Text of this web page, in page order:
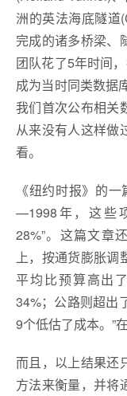
洲的英法海底隧道
完成的诸多桥梁、
团队花了5年时间
成为当时同类数据
我们首次公布相关
从来没有人这样做
看。
《纽约时报》的
—1998年，这些
28%”。这篇文章
上，按通货膨胀调
平均比预算高出
34%；公路则超出
9个低估了成本。”
而且，以上结果还
方法来衡量，并将